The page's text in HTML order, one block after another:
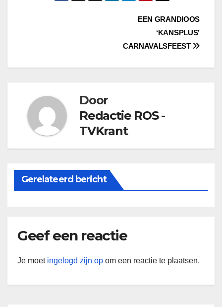
EEN GRANDIOOS
‘KANSPLUS’
CARNAVALSFEEST
Door
Redactie ROS -
TVKrant
Gerelateerd bericht
Geef een reactie
Je moet ingelogd zijn op om een reactie te plaatsen.